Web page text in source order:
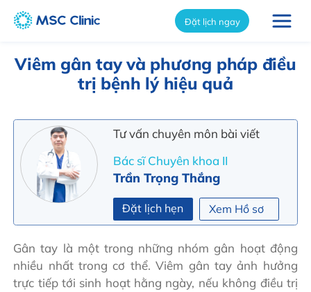
Đặt lịch ngay
Viêm gân tay và phương pháp điều
trị bệnh lý hiệu quả
Tư vấn chuyên môn bài viết
Bác sĩ Chuyên khoa II
Trần Trọng Thắng
Đặt lịch hẹn Xem Hồ sơ
Gân tay là một trong những nhóm gân hoạt động
nhiều nhất trong cơ thể. Viêm gân tay ảnh hưởng
trực tiếp tới sinh hoạt hằng ngày, nếu không điều trị